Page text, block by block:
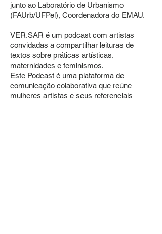
junto ao Laboratório de Urbanismo
(FAUrb/UFPel), Coordenadora do EMAU.
VER.SAR é um podcast com artistas
convidadas a compartilhar leituras de
textos sobre práticas artísticas,
maternidades e feminismos.
Este Podcast é uma plataforma de
comunicação colaborativa que reúne
mulheres artistas e seus referenciais